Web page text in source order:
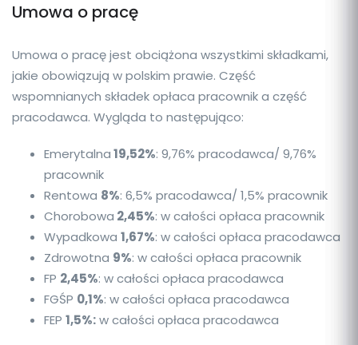
Umowa o pracę
Umowa o pracę jest obciążona wszystkimi składkami,
jakie obowiązują w polskim prawie. Część
wspomnianych składek opłaca pracownik a część
pracodawca. Wygląda to następująco:
Emerytalna19,52%: 9,76% pracodawca/ 9,76%
pracownik
Rentowa 8%: 6,5% pracodawca/ 1,5% pracownik
Chorobowa 2,45%: w całości opłaca pracownik
Wypadkowa 1,67%: w całości opłaca pracodawca
Zdrowotna 9%: w całości opłaca pracownik
FP 2,45%: w całości opłaca pracodawca
FGŚP 0,1%: w całości opłaca pracodawca
FEP 1,5%:w całości opłaca pracodawca